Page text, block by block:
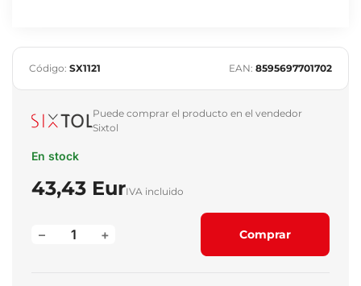
Código: SX1121 EAN: 8595697701702
Puede comprar el producto en el vendedor
Sixtol
En stock
43,43 EurIVA incluido
+
– Comprar